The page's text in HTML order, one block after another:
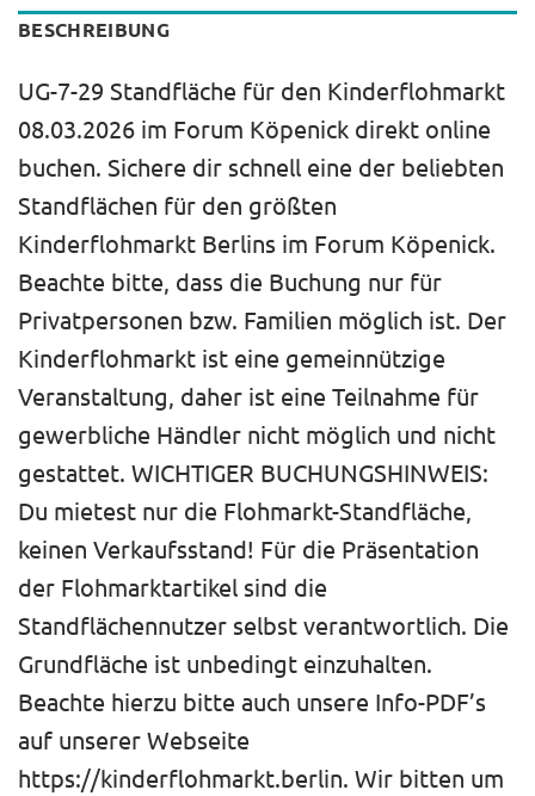
BESCHREIBUNG
UG-7-29 Standfläche für den Kinderflohmarkt
08.03.2026 im Forum Köpenick direkt online
buchen. Sichere dir schnell eine der beliebten
Standflächen für den größten
Kinderflohmarkt Berlins im Forum Köpenick.
Beachte bitte, dass die Buchung nur für
Privatpersonen bzw. Familien möglich ist. Der
Kinderflohmarkt ist eine gemeinnützige
Veranstaltung, daher ist eine Teilnahme für
gewerbliche Händler nicht möglich und nicht
gestattet. WICHTIGER BUCHUNGSHINWEIS:
Du mietest nur die Flohmarkt-Standfläche,
keinen Verkaufsstand! Für die Präsentation
der Flohmarktartikel sind die
Standflächennutzer selbst verantwortlich. Die
Grundfläche ist unbedingt einzuhalten.
Beachte hierzu bitte auch unsere Info-PDF’s
auf unserer Webseite
https://kinderflohmarkt.berlin. Wir bitten um